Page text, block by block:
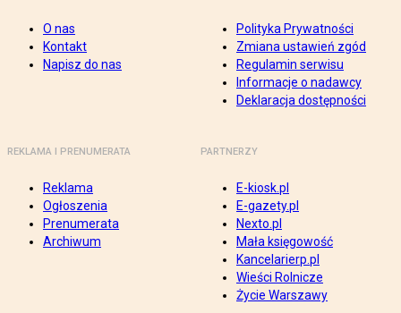
O nas
Kontakt
Napisz do nas
Polityka Prywatności
Zmiana ustawień zgód
Regulamin serwisu
Informacje o nadawcy
Deklaracja dostępności
REKLAMA I PRENUMERATA
Reklama
Ogłoszenia
Prenumerata
Archiwum
PARTNERZY
E-kiosk.pl
E-gazety.pl
Nexto.pl
Mała księgowość
Kancelarierp.pl
Wieści Rolnicze
Życie Warszawy